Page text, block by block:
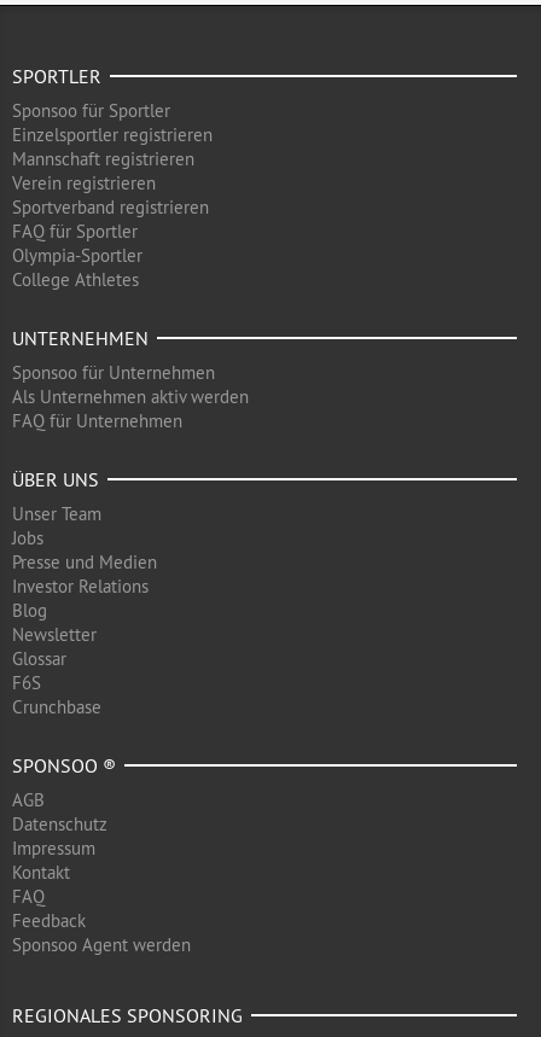
SPORTLER
Sponsoo für Sportler
Einzelsportler registrieren
Mannschaft registrieren
Verein registrieren
Sportverband registrieren
FAQ für Sportler
Olympia-Sportler
College Athletes
UNTERNEHMEN
Sponsoo für Unternehmen
Als Unternehmen aktiv werden
FAQ für Unternehmen
ÜBER UNS
Unser Team
Jobs
Presse und Medien
Investor Relations
Blog
Newsletter
Glossar
F6S
Crunchbase
SPONSOO ®
AGB
Datenschutz
Impressum
Kontakt
FAQ
Feedback
Sponsoo Agent werden
REGIONALES SPONSORING